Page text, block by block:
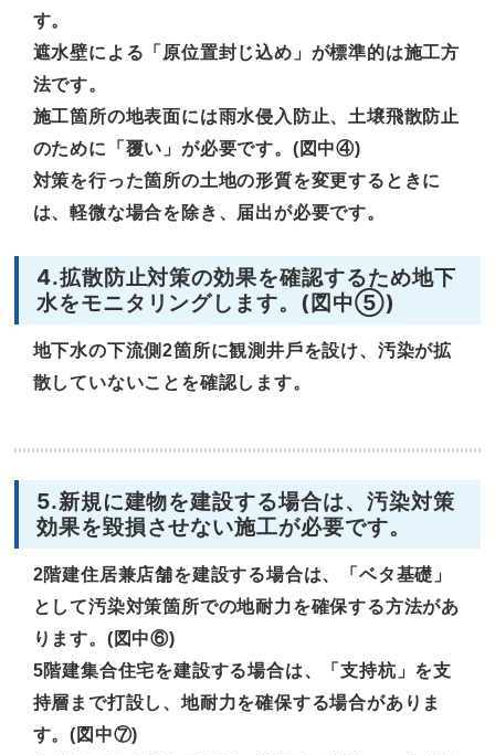
す。
遮水壁による「原位置封じ込め」が標準的は施工方
法です。
施工箇所の地表面には雨水侵入防止、土壌飛散防止
のために「覆い」が必要です。(図中④)
対策を行った箇所の土地の形質を変更するときに
は、軽微な場合を除き、届出が必要です。
4.拡散防止対策の効果を確認するため地下
水をモニタリングします。(図中⑤)
地下水の下流側2箇所に観測井戶を設け、汚染が拡
散していないことを確認します。
5.新規に建物を建設する場合は、汚染対策
効果を毀損させない施工が必要です。
2階建住居兼店舗を建設する場合は、「ベタ基礎」
として汚染対策箇所での地耐力を確保する方法があ
ります。(図中⑥)
5階建集合住宅を建設する場合は、「支持杭」を支
持層まで打設し、地耐力を確保する場合がありま
す。(図中⑦)